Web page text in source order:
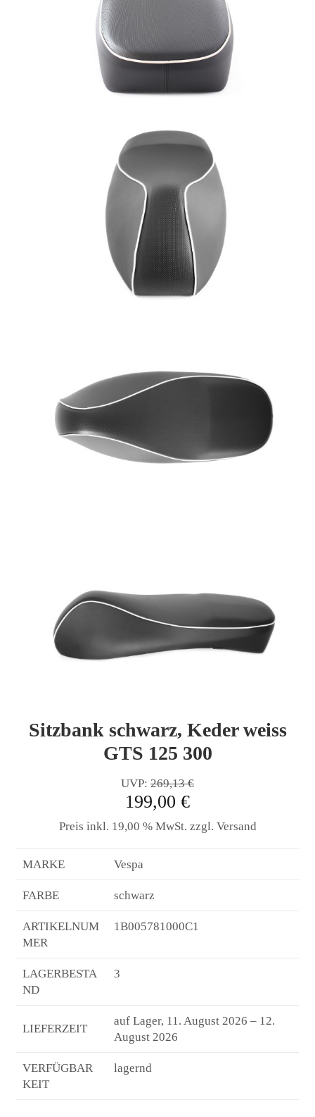
Sitzbank schwarz, Keder weiss
GTS 125 300
UVP: 269,13 €
199,00 €
Preis inkl. 19,00 % MwSt. zzgl. Versand
MARKE Vespa
FARBE schwarz
ARTIKELNUM
MER
1B005781000C1
LAGERBESTA
ND
3
LIEFERZEIT
auf Lager, 11. August 2026 – 12.
August 2026
VERFÜGBAR
KEIT
lagernd